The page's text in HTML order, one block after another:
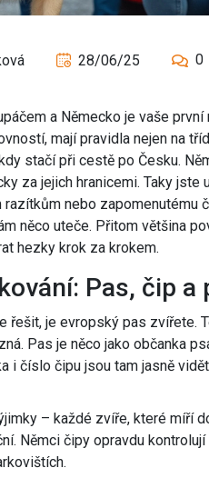
28/06/25 0
a Německo je vaše
mají pravidla nejen na
stačí při cestě po Česku.
za jejich hranicemi. Taky
nebo zapomenutému
něco uteče. Přitom většina
hezky krok za krokem.
Pas, čip a
řešit, je evropský pas zvířete.
Pas je něco jako občanka
i číslo čipu jsou tam jasně
– každé zvíře, které míří
Němci čipy opravdu